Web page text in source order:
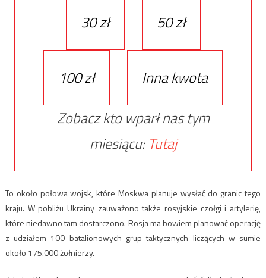
30 zł 50 zł
100 zł
Inna kwota
Zobacz kto wparł nas tym
miesiącu: Tutaj
To około połowa wojsk, które Moskwa planuje wysłać do granic tego
kraju. W pobliżu Ukrainy zauważono także rosyjskie czołgi i artylerię,
które niedawno tam dostarczono. Rosja ma bowiem planować operację
z udziałem 100 batalionowych grup taktycznych liczących w sumie
około 175.000 żołnierzy.